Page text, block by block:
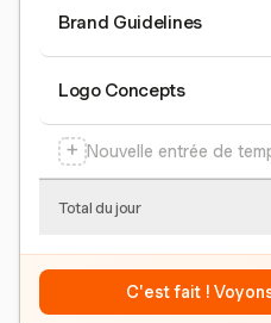
Brand Guidelines
Logo Concepts
+ Nouvelle entrée de
Total du jour
C'est fait !